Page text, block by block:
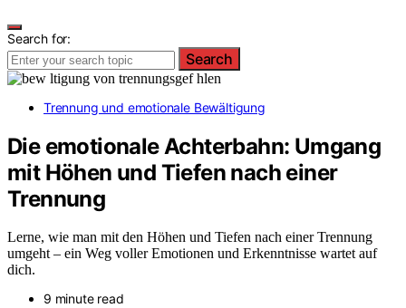
Search for:
Search
Trennung und emotionale Bewältigung
Die emotionale Achterbahn: Umgang
mit Höhen und Tiefen nach einer
Trennung
Lerne, wie man mit den Höhen und Tiefen nach einer Trennung
umgeht – ein Weg voller Emotionen und Erkenntnisse wartet auf
dich.
9 minute read